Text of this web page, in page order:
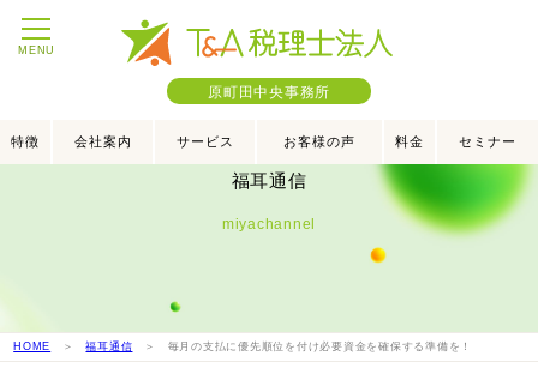
MENU
原町田中央事務所
特徴 会社案内 サービス お客様の声 料金 セミナー
福耳通信
miyachannel
HOME ＞福耳通信 ＞ 毎月の支払に優先順位を付け必要資金を確保する準備を！